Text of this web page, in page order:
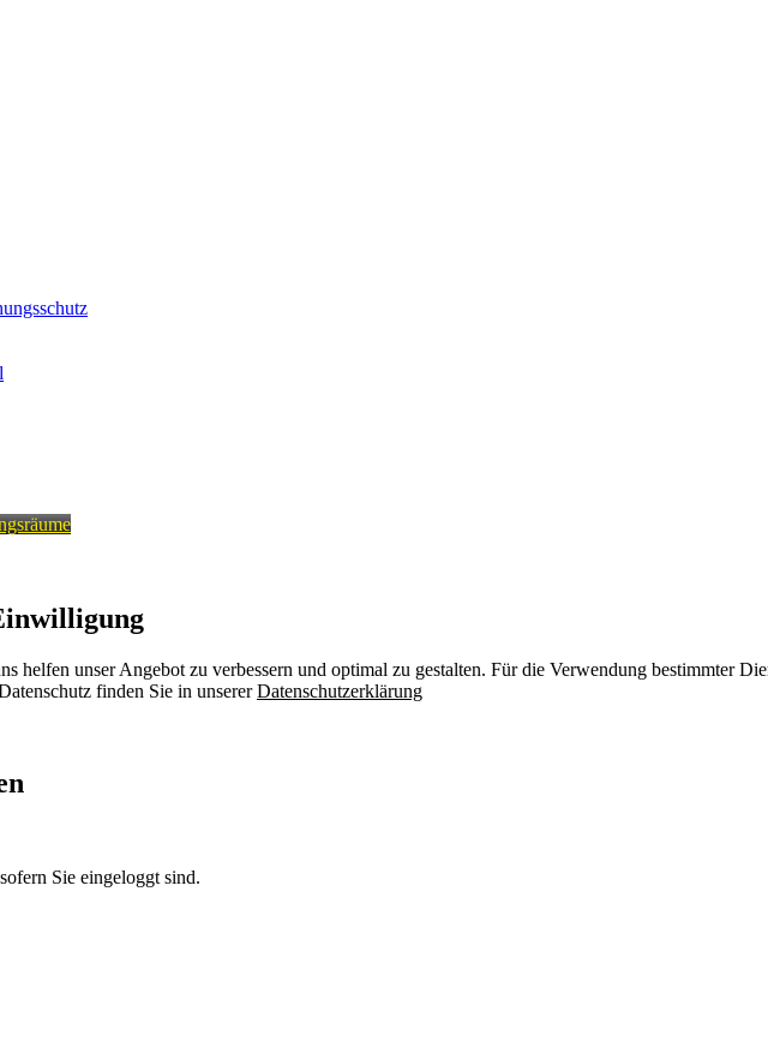
helfen unser Angebot zu verbessern und optimal zu gestalten. Für die Verwendung bestimmter
finden Sie in unsererDatenschutzerklärung
Sie eingeloggt sind.